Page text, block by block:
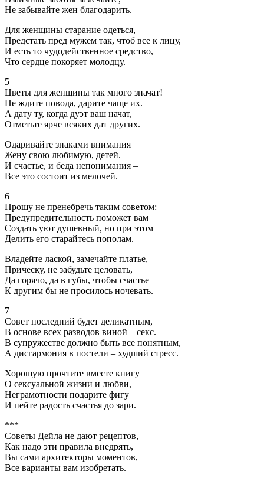
Не забывайте жен благодарить.
Для женщины старание одеться,
Предстать пред мужем так, чтоб все к лицу,
И есть то чудодейственное средство,
Что сердце покоряет молодцу.
5
Цветы для женщины так много значат!
Не ждите повода, дарите чаще их.
А дату ту, когда дуэт ваш начат,
Отметьте ярче всяких дат других.
Одаривайте знаками внимания
Жену свою любимую, детей.
И счастье, и беда непонимания –
Все это состоит из мелочей.
6
Прошу не пренебречь таким советом:
Предупредительность поможет вам
Создать уют душевный, но при этом
Делить его старайтесь пополам.
Владейте лаской, замечайте платье,
Прическу, не забудьте целовать,
Да горячо, да в губы, чтобы счастье
К другим бы не просилось ночевать.
7
Совет последний будет деликатным,
В основе всех разводов виной – секс.
В супружестве должно быть все понятным,
А дисгармония в постели – худший стресс.
Хорошую прочтите вместе книгу
О сексуальной жизни и любви,
Неграмотности подарите фигу
И пейте радость счастья до зари.
***
Советы Дейла не дают рецептов,
Как надо эти правила внедрять,
Вы сами архитекторы моментов,
Все варианты вам изобретать.